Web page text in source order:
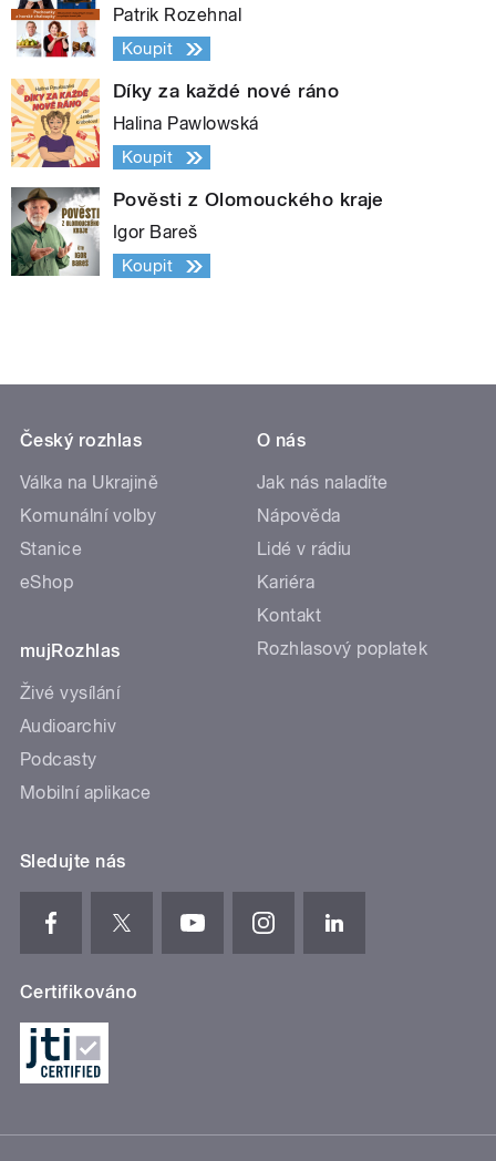
Patrik Rozehnal
Koupit
Díky za každé nové ráno
Halina Pawlowská
Koupit
Pověsti z Olomouckého kraje
Igor Bareš
Koupit
Český rozhlas
Válka na Ukrajině
Komunální volby
Stanice
eShop
mujRozhlas
Živé vysílání
Audioarchiv
Podcasty
Mobilní aplikace
O nás
Jak nás naladíte
Nápověda
Lidé v rádiu
Kariéra
Kontakt
Rozhlasový poplatek
Sledujte nás
Certifikováno